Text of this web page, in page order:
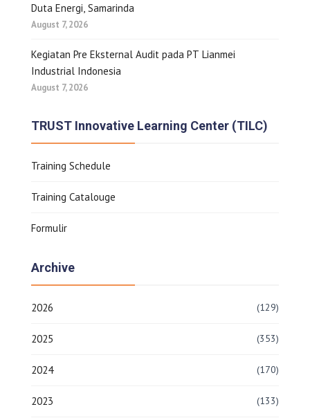
Duta Energi, Samarinda
August 7, 2026
Kegiatan Pre Eksternal Audit pada PT Lianmei
Industrial Indonesia
August 7, 2026
TRUST Innovative Learning Center (TILC)
Training Schedule
Training Catalouge
Formulir
Archive
2026 (129)
2025 (353)
2024 (170)
2023 (133)